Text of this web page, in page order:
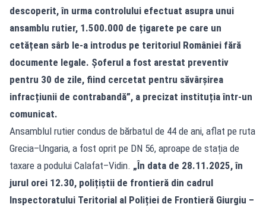
descoperit, în urma controlului efectuat asupra unui
ansamblu rutier, 1.500.000 de țigarete pe care un
cetățean sârb le-a introdus pe teritoriul României fără
documente legale. Șoferul a fost arestat preventiv
pentru 30 de zile, fiind cercetat pentru săvârșirea
infracțiunii de contrabandă”, a precizat instituția într-un
comunicat.
Ansamblul rutier condus de bărbatul de 44 de ani, aflat pe ruta
Grecia–Ungaria, a fost oprit pe DN 56, aproape de stația de
taxare a podului Calafat–Vidin. „În data de 28.11.2025, în
jurul orei 12.30, polițiștii de frontieră din cadrul
Inspectoratului Teritorial al Poliției de Frontieră Giurgiu –